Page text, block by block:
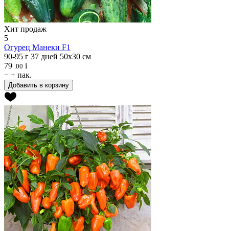
Хит продаж
5
Огурец Манеки F1
90-95 г 37 дней 50х30 см
79 .00 i
− + пак.
Добавить в корзину